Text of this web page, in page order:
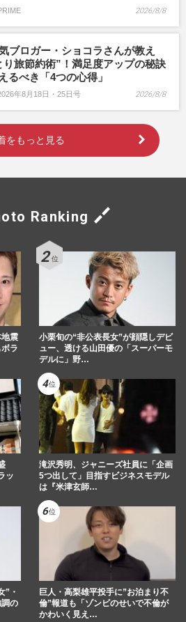
2026/8/8
ブロガー・ショコラさんが教え
り旅節約術”！満足度アップの秘訣
るべき「4つの心得」
年8月18日・25日号 2026/8/8
をもっと見る
Ranking
震
ラ
小栗旬の“非公表長女”が顔隠しデビ
ュー、透ける山田優の「スーパーモ
デルに」野…
ッ
滝沢秀明、ジャニーズ社員に「企画
5つ出して」目指すビジネスモデル
は『米津玄師…
”・
の
巨人・高梨雄平投手に”お泊まり不
倫”報道も「ゾンビのせいで不倫が
かわいく見え…